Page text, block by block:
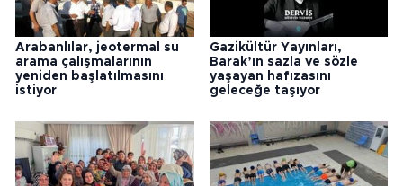
Arabanlılar, jeotermal su
arama çalışmalarının
yeniden başlatılmasını
istiyor
Gazikültür Yayınları,
Barak’ın sazla ve sözle
yaşayan hafızasını
geleceğe taşıyor